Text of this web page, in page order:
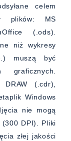
celem
plików: MS
(.ods).
niż wykresy
muszą być
graficznych.
DRAW (.cdr),
Windows
nie mogą
DPI). Pliki
złej jakości